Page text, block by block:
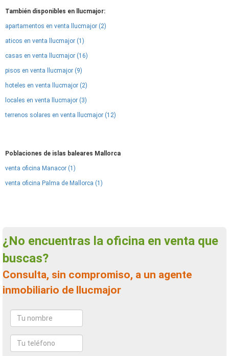
También disponibles en llucmajor:
apartamentos en venta llucmajor (2)
aticos en venta llucmajor (1)
casas en venta llucmajor (16)
pisos en venta llucmajor (9)
hoteles en venta llucmajor (2)
locales en venta llucmajor (3)
terrenos solares en venta llucmajor (12)
Poblaciones de islas baleares Mallorca
venta oficina Manacor (1)
venta oficina Palma de Mallorca (1)
¿No encuentras la oficina en venta que
buscas?
Consulta, sin compromiso, a un agente
inmobiliario de llucmajor